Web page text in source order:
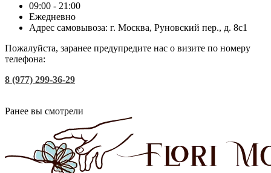
09:00 - 21:00
Ежедневно
Адрес самовывоза: г. Москва, Руновский пер., д. 8с1
Пожалуйста, заранее предупредите нас о визите по номеру
телефона:
8 (977) 299-36-29
Ранее вы смотрели